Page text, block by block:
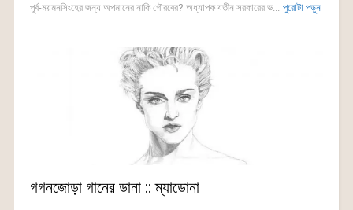
পূর্ব-ময়মনসিংহের জন্য অপমানের নাকি গৌরবের? অধ্যাপক যতীন সরকারের ভ... পুরোটা পড়ুন
গগনজোড়া গানের ডানা :: ম্যাডোনা